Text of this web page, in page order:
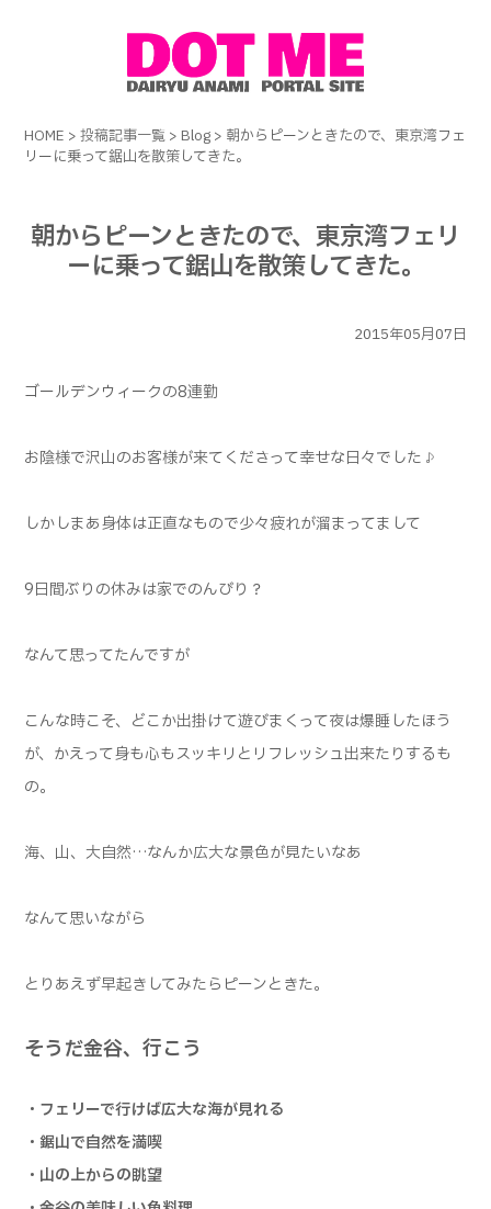
HOME >投稿記事一覧 >Blog > 朝からピーンときたので、東京湾フェ
リーに乗って鋸山を散策してきた。
朝からピーンときたので、東京湾フェリ
ーに乗って鋸山を散策してきた。
2015年05月07日
ゴールデンウィークの8連勤
お陰様で沢山のお客様が来てくださって幸せな日々でした♪
しかしまあ身体は正直なもので少々疲れが溜まってまして
9日間ぶりの休みは家でのんびり？
なんて思ってたんですが
こんな時こそ、どこか出掛けて遊びまくって夜は爆睡したほう
が、かえって身も心もスッキリとリフレッシュ出来たりするも
の。
海、山、大自然…なんか広大な景色が見たいなあ
なんて思いながら
とりあえず早起きしてみたらピーンときた。
そうだ金谷、行こう
・フェリーで行けば広大な海が見れる
・鋸山で自然を満喫
・山の上からの眺望